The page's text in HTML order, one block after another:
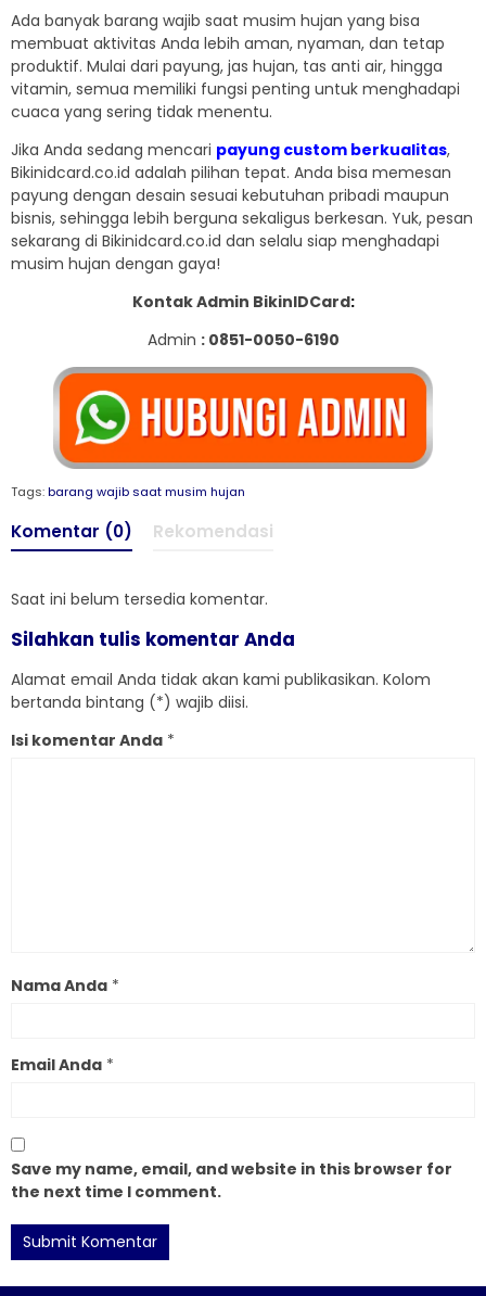
Ada banyak barang wajib saat musim hujan yang bisa
membuat aktivitas Anda lebih aman, nyaman, dan tetap
produktif. Mulai dari payung, jas hujan, tas anti air, hingga
vitamin, semua memiliki fungsi penting untuk menghadapi
cuaca yang sering tidak menentu.
Jika Anda sedang mencari payung custom berkualitas,
Bikinidcard.co.id adalah pilihan tepat. Anda bisa memesan
payung dengan desain sesuai kebutuhan pribadi maupun
bisnis, sehingga lebih berguna sekaligus berkesan. Yuk, pesan
sekarang di Bikinidcard.co.id dan selalu siap menghadapi
musim hujan dengan gaya!
Kontak Admin BikinIDCard:
Admin : 0851-0050-6190
Tags:barang wajib saat musim hujan
Komentar (0) Rekomendasi
Saat ini belum tersedia komentar.
Silahkan tulis komentar Anda
Alamat email Anda tidak akan kami publikasikan. Kolom
bertanda bintang (*) wajib diisi.
Isi komentar Anda *
Nama Anda *
Email Anda *
Save my name, email, and website in this browser for
the next time I comment.